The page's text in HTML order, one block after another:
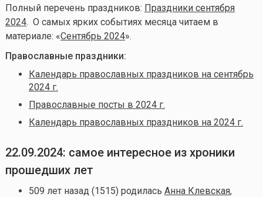
Полный перечень праздников: Праздники сентября
2024. О самых ярких событиях месяца читаем в
материале: «Сентябрь 2024».
Православные праздники:
Календарь православных праздников на сентябрь
2024 г.
Православные посты в 2024 г.
Календарь православных праздников на 2024 г.
22.09.2024: самое интересное из хроники
прошедших лет
509 лет назад (1515) родилась Анна Клевская,